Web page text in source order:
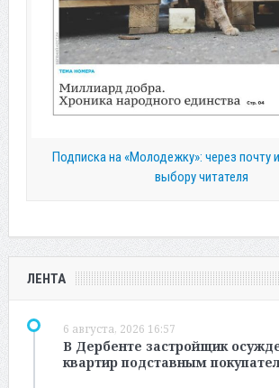
Подписка на «Молодежку»: через почту
выбору читателя
ЛЕНТА
6 августа, 2026 16:57
В Дербенте застройщик
квартир подставным